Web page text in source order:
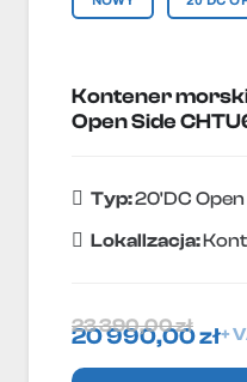
Kontener morski
Open Side
Typ:20'DC Open
Lokallzacja:
20 990,00zł+
23 390,00zł